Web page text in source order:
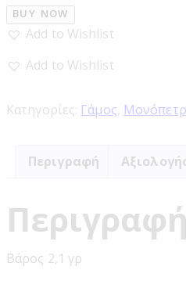
BUY NOW
Add to Wishlist
Add to Wishlist
Κατηγορίες: Γάμος,
Περιγραφή
Περιγραφή
Βάρος 2,1 γρ